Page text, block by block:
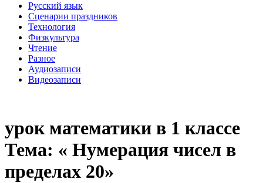
Русский язык
Сценарии праздников
Технология
Физкультура
Чтение
Разное
Аудиозаписи
Видеозаписи
урок математики в 1 классе
Тема: « Нумерация чисел в
пределах 20»